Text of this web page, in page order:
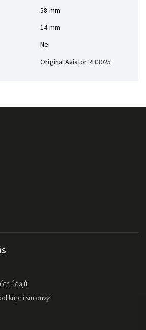
58 mm
14 mm
Ne
Original Aviator RB3025
údajů
kupní smlouvy